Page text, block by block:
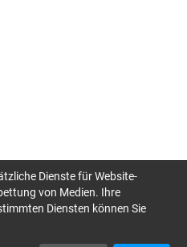
Dienste für Website-
von Medien. Ihre
Diensten können Sie